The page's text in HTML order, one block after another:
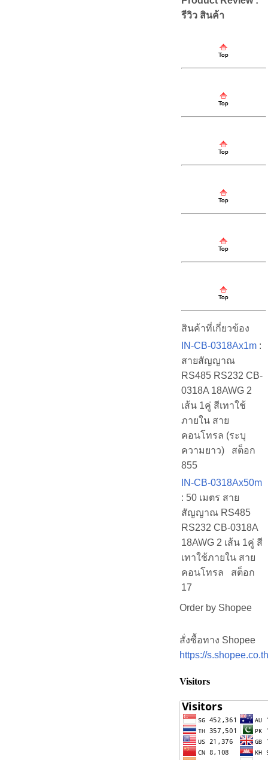
รีวิว สินค้า
สินค้าที่เกี่ยวข้อง
IN-CB-0318Ax1m :
สายสัญญาณ
RS485 RS232 CB-
0318A 18AWG 2
เส้น 1คู่ สีเทาใช้
ภายใน สาย
คอนโทรล (ระบุ
ความยาว) สต็อก
855
IN-CB-0318Ax50m
: 50 เมตร สาย
สัญญาณ RS485
RS232 CB-0318A
18AWG 2 เส้น 1คู่ สี
เทาใช้ภายใน สาย
คอนโทรล สต็อก
17
Order by Shopee
สั่งซื้อทาง Shopee
https://
Visitors